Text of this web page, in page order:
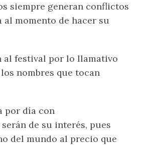
siempre generan conflictos
momento de hacer su
al festival por lo llamativo
nombres que tocan
por día con
de su interés, pues
del mundo al precio que